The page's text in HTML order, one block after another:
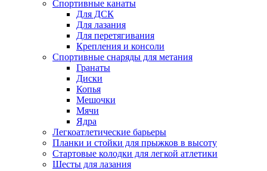
Спортивные канаты
Для ДСК
Для лазания
Для перетягивания
Крепления и консоли
Спортивные снаряды для метания
Гранаты
Диски
Копья
Мешочки
Мячи
Ядра
Легкоатлетические барьеры
Планки и стойки для прыжков в высоту
Стартовые колодки для легкой атлетики
Шесты для лазания